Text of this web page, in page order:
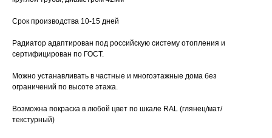
Срок производства 10-15 дней
Радиатор адаптирован под российскую систему отопления и
сертифицирован по ГОСТ.
Можно устанавливать в частные и многоэтажные дома без
ограничений по высоте этажа.
Возможна покраска в любой цвет по шкале RAL (глянец/мат/
текстурный)